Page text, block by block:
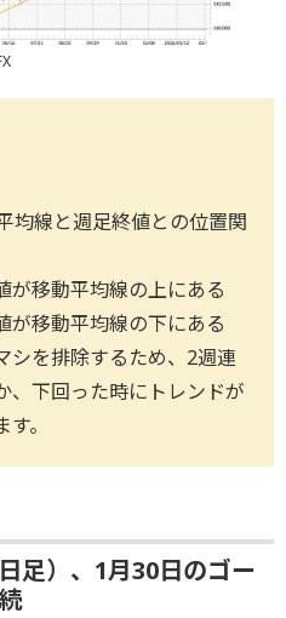
均線と週足終値との位置関
が移動平均線の上にある
が移動平均線の下にある
シを排除するため、2週連
、下回った時にトレンドが
。
足）、1月30日のゴー